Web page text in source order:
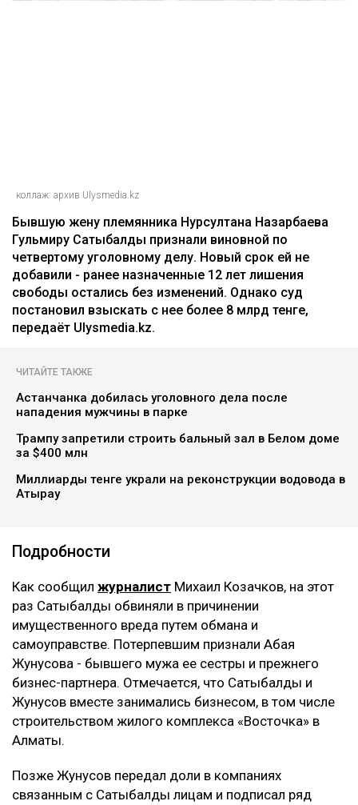
коллаж: архив Ulysmedia.kz
Бывшую жену племянника Нурсултана Назарбаева
Гульмиру Сатыбалды признали виновной по
четвертому уголовному делу. Новый срок ей не
добавили - ранее назначенные 12 лет лишения
свободы остались без изменений. Однако суд
постановил взыскать с нее более 8 млрд тенге,
передаёт Ulysmedia.kz.
ЧИТАЙТЕ ТАКЖЕ
Астанчанка добилась уголовного дела после
нападения мужчины в парке
Трампу запретили строить бальный зал в Белом доме
за $400 млн
Миллиарды тенге украли на реконструкции водовода в
Атырау
Подробности
Как сообщил журналист Михаил Козачков, на этот
раз Сатыбалды обвиняли в причинении
имущественного вреда путем обмана и
самоуправстве. Потерпевшим признали Абая
Жунусова - бывшего мужа ее сестры и прежнего
бизнес-партнера. Отмечается, что Сатыбалды и
Жунусов вместе занимались бизнесом, в том числе
строительством жилого комплекса «Восточка» в
Алматы.
Позже Жунусов передал доли в компаниях
связанным с Сатыбалды лицам и подписал ряд